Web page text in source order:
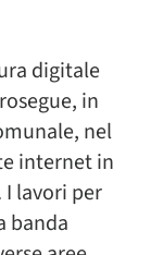
digitale
in
nel
internet in
lavori per
banda